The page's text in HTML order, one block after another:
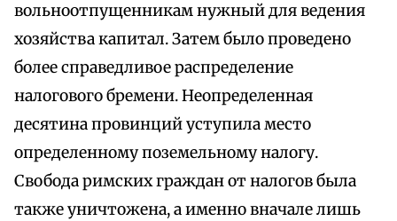
вольноотпущенникам нужный для ведения
хозяйства капитал. Затем было проведено
более справедливое распределение
налогового бремени. Неопределенная
десятина провинций уступила место
определенному поземельному налогу.
Свобода римских граждан от налогов была
также уничтожена, а именно вначале лишь